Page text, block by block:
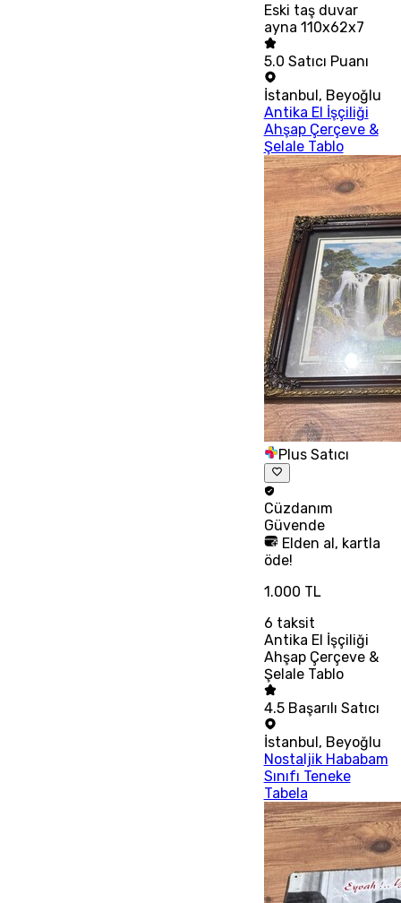
Eski taş duvar
ayna 110x62x7
5.0 Satıcı Puanı
İstanbul, Beyoğlu
Antika El İşçiliği
Ahşap Çerçeve &
Şelale Tablo
Plus Satıcı
Cüzdanım
Güvende
Elden al, kartla
öde!
1.000 TL
6 taksit
Antika El İşçiliği
Ahşap Çerçeve &
Şelale Tablo
4.5 Başarılı Satıcı
İstanbul , Beyoğlu
Nostaljik Hababam
Sınıfı Teneke
Tabela